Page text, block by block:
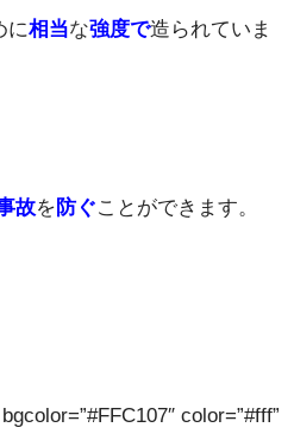
に相当な強度で造られていま
故を 防ぐことができます。
color=”#fff”